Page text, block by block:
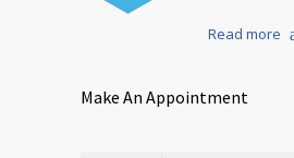
Read more
Make An Appointment